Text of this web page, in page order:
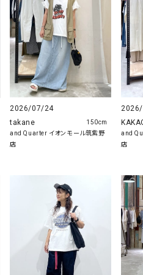
Gives a sense of fullment
HUNTER（ハンター）
ICHI（イチ）
ILIMA（イリマ）
2026/07/24
takane
and Quarter イオンモール筑紫野
店
150cm
and
店